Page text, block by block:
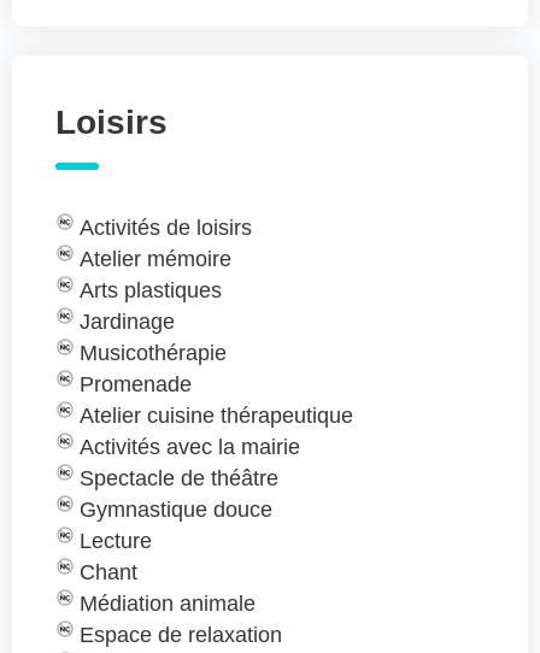
Loisirs
Activités de loisirs
Atelier mémoire
Arts plastiques
Jardinage
Musicothérapie
Promenade
Atelier cuisine thérapeutique
Activités avec la mairie
Spectacle de théâtre
Gymnastique douce
Lecture
Chant
Médiation animale
Espace de relaxation